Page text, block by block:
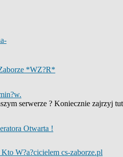
*WZ?R*
serwerze ? Koniecznie zajrzyj
Otwarta !
W?a?cicielem cs-zaborze.pl